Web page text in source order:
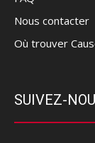
Nous contacter
Où trouver
SUIVEZ-